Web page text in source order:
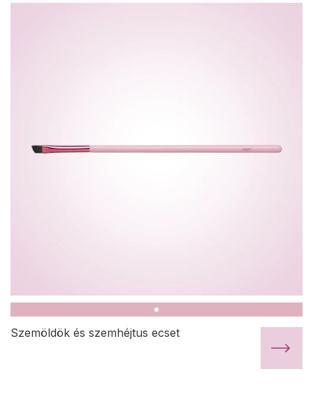
Szemöldök és szemhéjtus ecset